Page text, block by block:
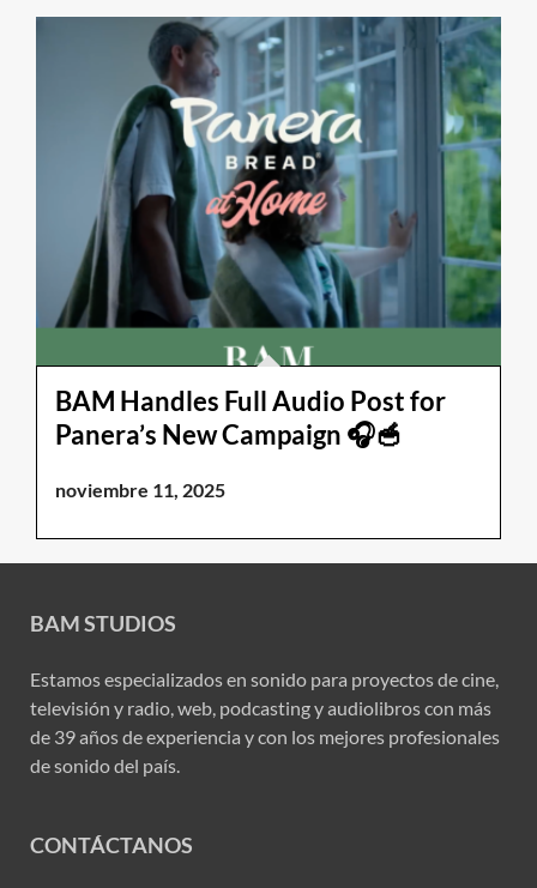
BAM Handles Full Audio Post for
Panera’s New Campaign 🎧🥣
noviembre 11, 2025
BAM STUDIOS
Estamos especializados en sonido para proyectos de cine,
televisión y radio, web, podcasting y audiolibros con más
de 39 años de experiencia y con los mejores profesionales
de sonido del país.
CONTÁCTANOS